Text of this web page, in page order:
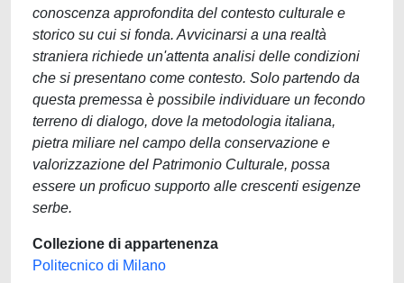
conoscenza approfondita del contesto culturale e
storico su cui si fonda. Avvicinarsi a una realtà
straniera richiede un'attenta analisi delle condizioni
che si presentano come contesto. Solo partendo da
questa premessa è possibile individuare un fecondo
terreno di dialogo, dove la metodologia italiana,
pietra miliare nel campo della conservazione e
valorizzazione del Patrimonio Culturale, possa
essere un proficuo supporto alle crescenti esigenze
serbe.
Collezione di appartenenza
Politecnico di Milano